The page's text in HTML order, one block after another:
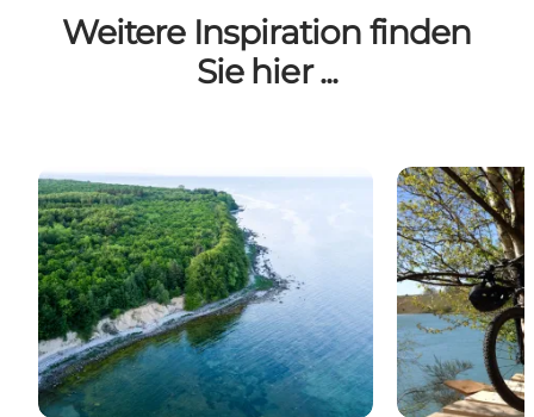
Weitere Inspiration finden
Sie hier ...
Einzigartige Natur Outdoor